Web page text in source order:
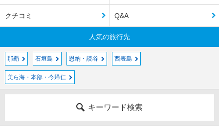
クチコミ Q&A
人気の旅行先
那覇 石垣島 恩納・読谷 西表島
美ら海・本部・今帰仁
キーワード検索